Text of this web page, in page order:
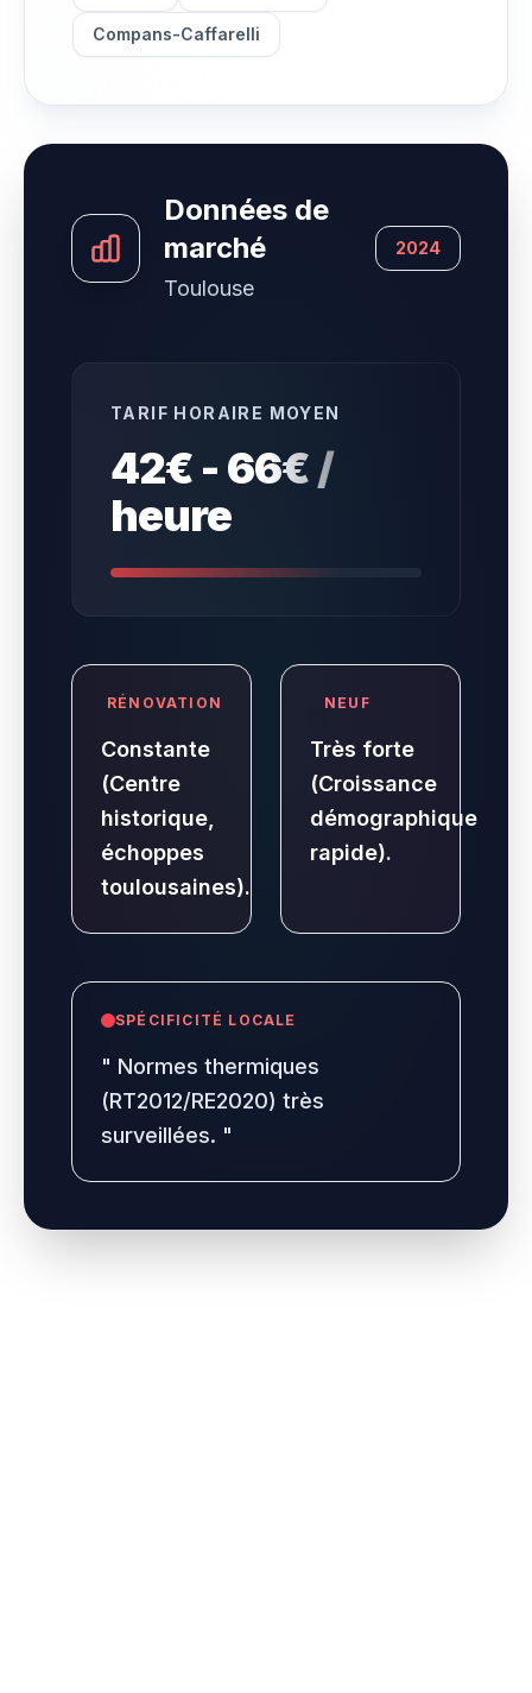
Compans-Caffarelli
Données de
marché
Toulouse
2024
TARIF HORAIRE MOYEN
42€ - 66€ /
heure
RÉNOVATION
Constante
(Centre
historique,
échoppes
toulousaines).
NEUF
Très forte
(Croissance
démographique
rapide).
SPÉCIFICITÉ LOCALE
" Normes thermiques
(RT2012/RE2020) très
surveillées. "